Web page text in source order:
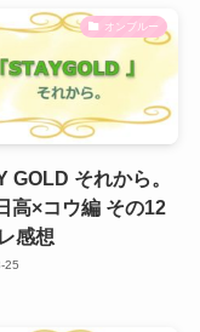
オンブルー
GOLD それから。
高×コウ編 その12
感想
25